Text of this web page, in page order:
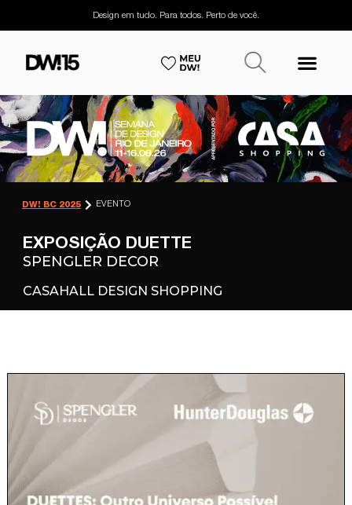
Design em tudo. Para todos. Perto de você.
DW! BC 2025 EVENTO
EXPOSIÇÃO DUETTE
SPENGLER DECOR
CASAHALL DESIGN SHOPPING